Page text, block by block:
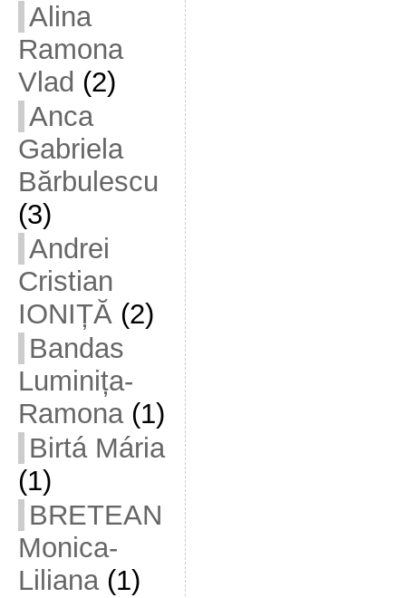
Alina
Ramona
Vlad (2)
Anca
Gabriela
Bărbulescu
(3)
Andrei
Cristian
IONIȚĂ(2)
Bandas
Luminița-
Ramona(1)
Birtá Mária
(1)
BRETEAN
Monica-
Liliana(1)